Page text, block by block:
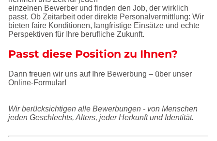
einzelnen Bewerber und finden den Job, der wirklich
passt. Ob Zeitarbeit oder direkte Personalvermittlung: Wir
bieten faire Konditionen, langfristige Einsätze und echte
Perspektiven für Ihre berufliche Zukunft.
Passt diese Position zu Ihnen?
Dann freuen wir uns auf Ihre Bewerbung – über unser
Online-Formular!
Wir berücksichtigen alle Bewerbungen - von Menschen
jeden Geschlechts, Alters, jeder Herkunft und Identität.